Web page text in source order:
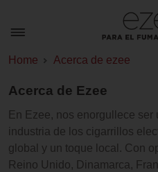
Home Acerca de ezee
Acerca de Ezee
En Ezee, nos enorgullece
industria de los cigarrillos
global y un toque local. Con
Reino Unido, Dinamarca,